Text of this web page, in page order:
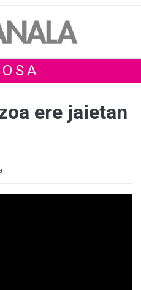
ere jaietan